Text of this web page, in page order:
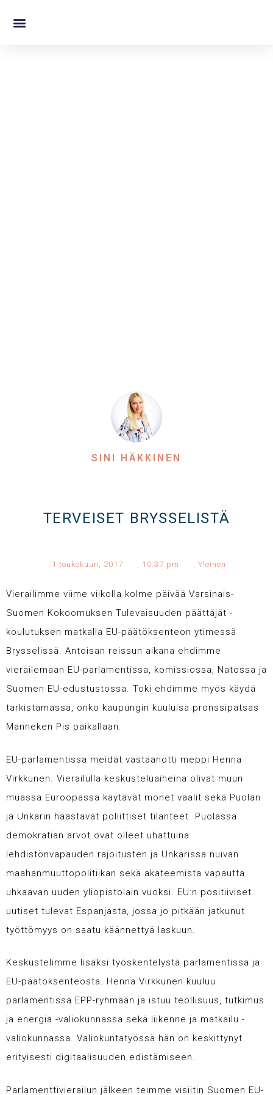
SINI HÄKKINEN
TERVEISET BRYSSELISTÄ
1 toukokuun, 2017 , 10:37 pm , Yleinen
Vierailimme viime viikolla kolme päivää Varsinais-
Suomen Kokoomuksen Tulevaisuuden päättäjät -
koulutuksen matkalla EU-päätöksenteon ytimessä
Brysselissä. Antoisan reissun aikana ehdimme
vierailemaan EU-parlamentissa, komissiossa, Natossa ja
Suomen EU-edustustossa. Toki ehdimme myös käydä
tarkistamassa, onko kaupungin kuuluisa pronssipatsas
Manneken Pis paikallaan.
EU-parlamentissa meidät vastaanotti meppi Henna
Virkkunen. Vierailulla keskusteluaiheina olivat muun
muassa Euroopassa käytävät monet vaalit sekä Puolan
ja Unkarin haastavat poliittiset tilanteet. Puolassa
demokratian arvot ovat olleet uhattuina
lehdistönvapauden rajoitusten ja Unkarissa nuivan
maahanmuuttopolitiikan sekä akateemista vapautta
uhkaavan uuden yliopistolain vuoksi. EU:n positiiviset
uutiset tulevat Espanjasta, jossa jo pitkään jatkunut
työttömyys on saatu käännettyä laskuun.
Keskustelimme lisäksi työskentelystä parlamentissa ja
EU-päätöksenteosta. Henna Virkkunen kuuluu
parlamentissa EPP-ryhmään ja istuu teollisuus, tutkimus
ja energia -valiokunnassa sekä liikenne ja matkailu -
valiokunnassa. Valiokuntatyössä hän on keskittynyt
erityisesti digitaalisuuden edistämiseen.
Parlamenttivierailun jälkeen teimme visiitin Suomen EU-